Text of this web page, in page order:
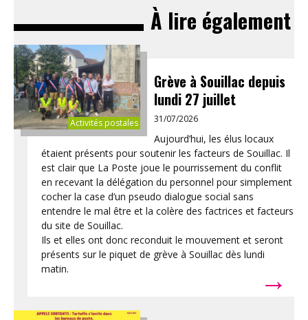
À lire également
Activités postales
Grève à Souillac depuis
lundi 27 juillet
31/07/2026
Aujourd’hui, les élus locaux
étaient présents pour soutenir les facteurs de Souillac. Il
est clair que La Poste joue le pourrissement du conflit
en recevant la délégation du personnel pour simplement
cocher la case d’un pseudo dialogue social sans
entendre le mal être et la colère des factrices et facteurs
du site de Souillac.
Ils et elles ont donc reconduit le mouvement et seront
présents sur le piquet de grève à Souillac dès lundi
matin.
→